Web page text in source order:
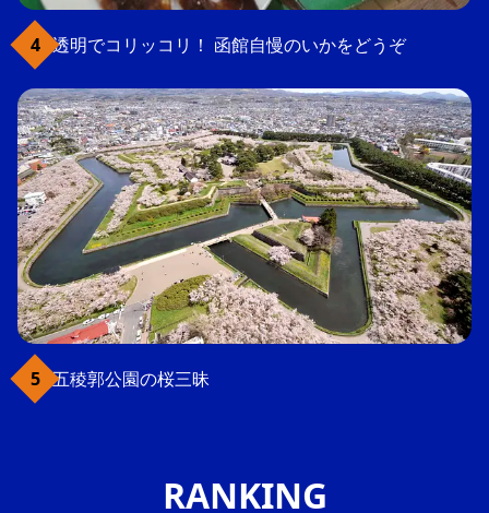
透明でコリッコリ！ 函館自慢のいかをどうぞ
五稜郭公園の桜三昧